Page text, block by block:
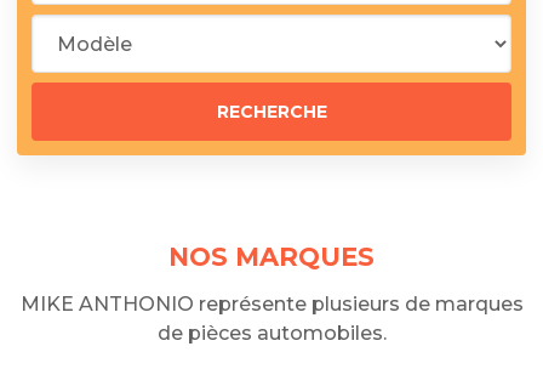
NOS MARQUES
MIKE ANTHONIO représente plusieurs de marques
de pièces automobiles.